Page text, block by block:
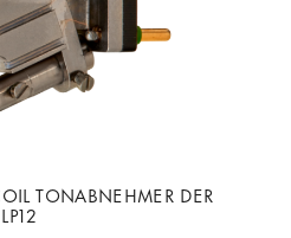
TONABNEHMER DER